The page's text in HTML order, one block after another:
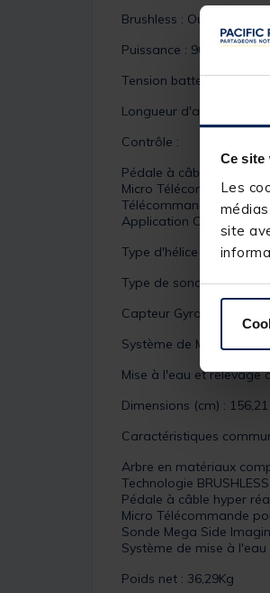
Ce site
Les
site
Brushless : Oui
Puissance : 90 Lbs en 24
Tension batteries : 24
Longueur d'arbre : 114 cm
Contrôle :
Pédale à câble
Micro Télécommande
Télécommande
Application One Boat
Type d'hélice : Power
Type de sonde : MSI+ :
Capteur Gyro : Oui intégré
Système de Mise à l'eau :
Mise à l'eau et relevage
Dimensions (cm) :
Caractéristiques
Arbre en matériaux
Technologie
Pédale à câble hyper
Micro Télécommande
Sonde Mega Side
Système de mise à
Poids net : 36,29Kg